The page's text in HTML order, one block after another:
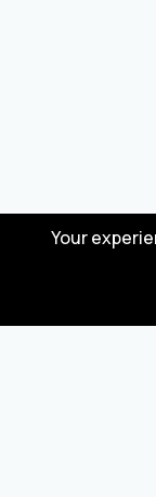
Your